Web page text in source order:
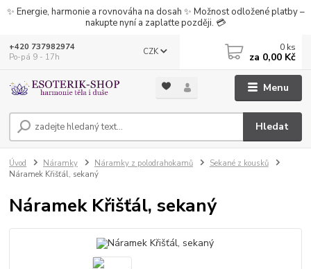
✨ Energie, harmonie a rovnováha na dosah ✨ Možnost odložené platby –
nakupte nyní a zaplaťte později. 💳
Menu
CZK
Hledat
+420 737982974
Po-pá 9 - 17h
0 ks
za 0,00 Kč
Úvod Náramky Náramky z polodrahokamů
Sekané z kousků
Náramek Křišťál, sekaný
Náramek Křišťál, sekaný